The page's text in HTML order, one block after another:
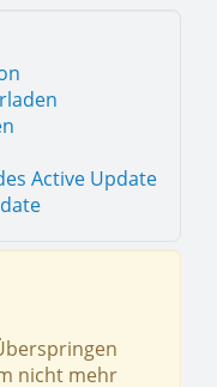
Active Update
nicht mehr